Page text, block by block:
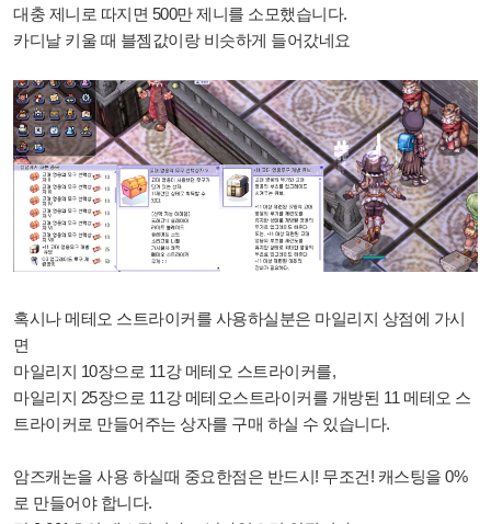
대충 제니로 따지면 500만 제니를 소모했습니다.
카디날 키울 때 블젬값이랑 비슷하게 들어갔네요
혹시나 메테오 스트라이커를 사용하실분은 마일리지 상점에 가시
면
마일리지 10장으로 11강 메테오 스트라이커를,
마일리지 25장으로 11강 메테오스트라이커를 개방된 11 메테오 스
트라이커로 만들어주는 상자를 구매 하실 수 있습니다.
암즈캐논을 사용 하실때 중요한점은 반드시! 무조건! 캐스팅을 0%
로 만들어야 합니다.